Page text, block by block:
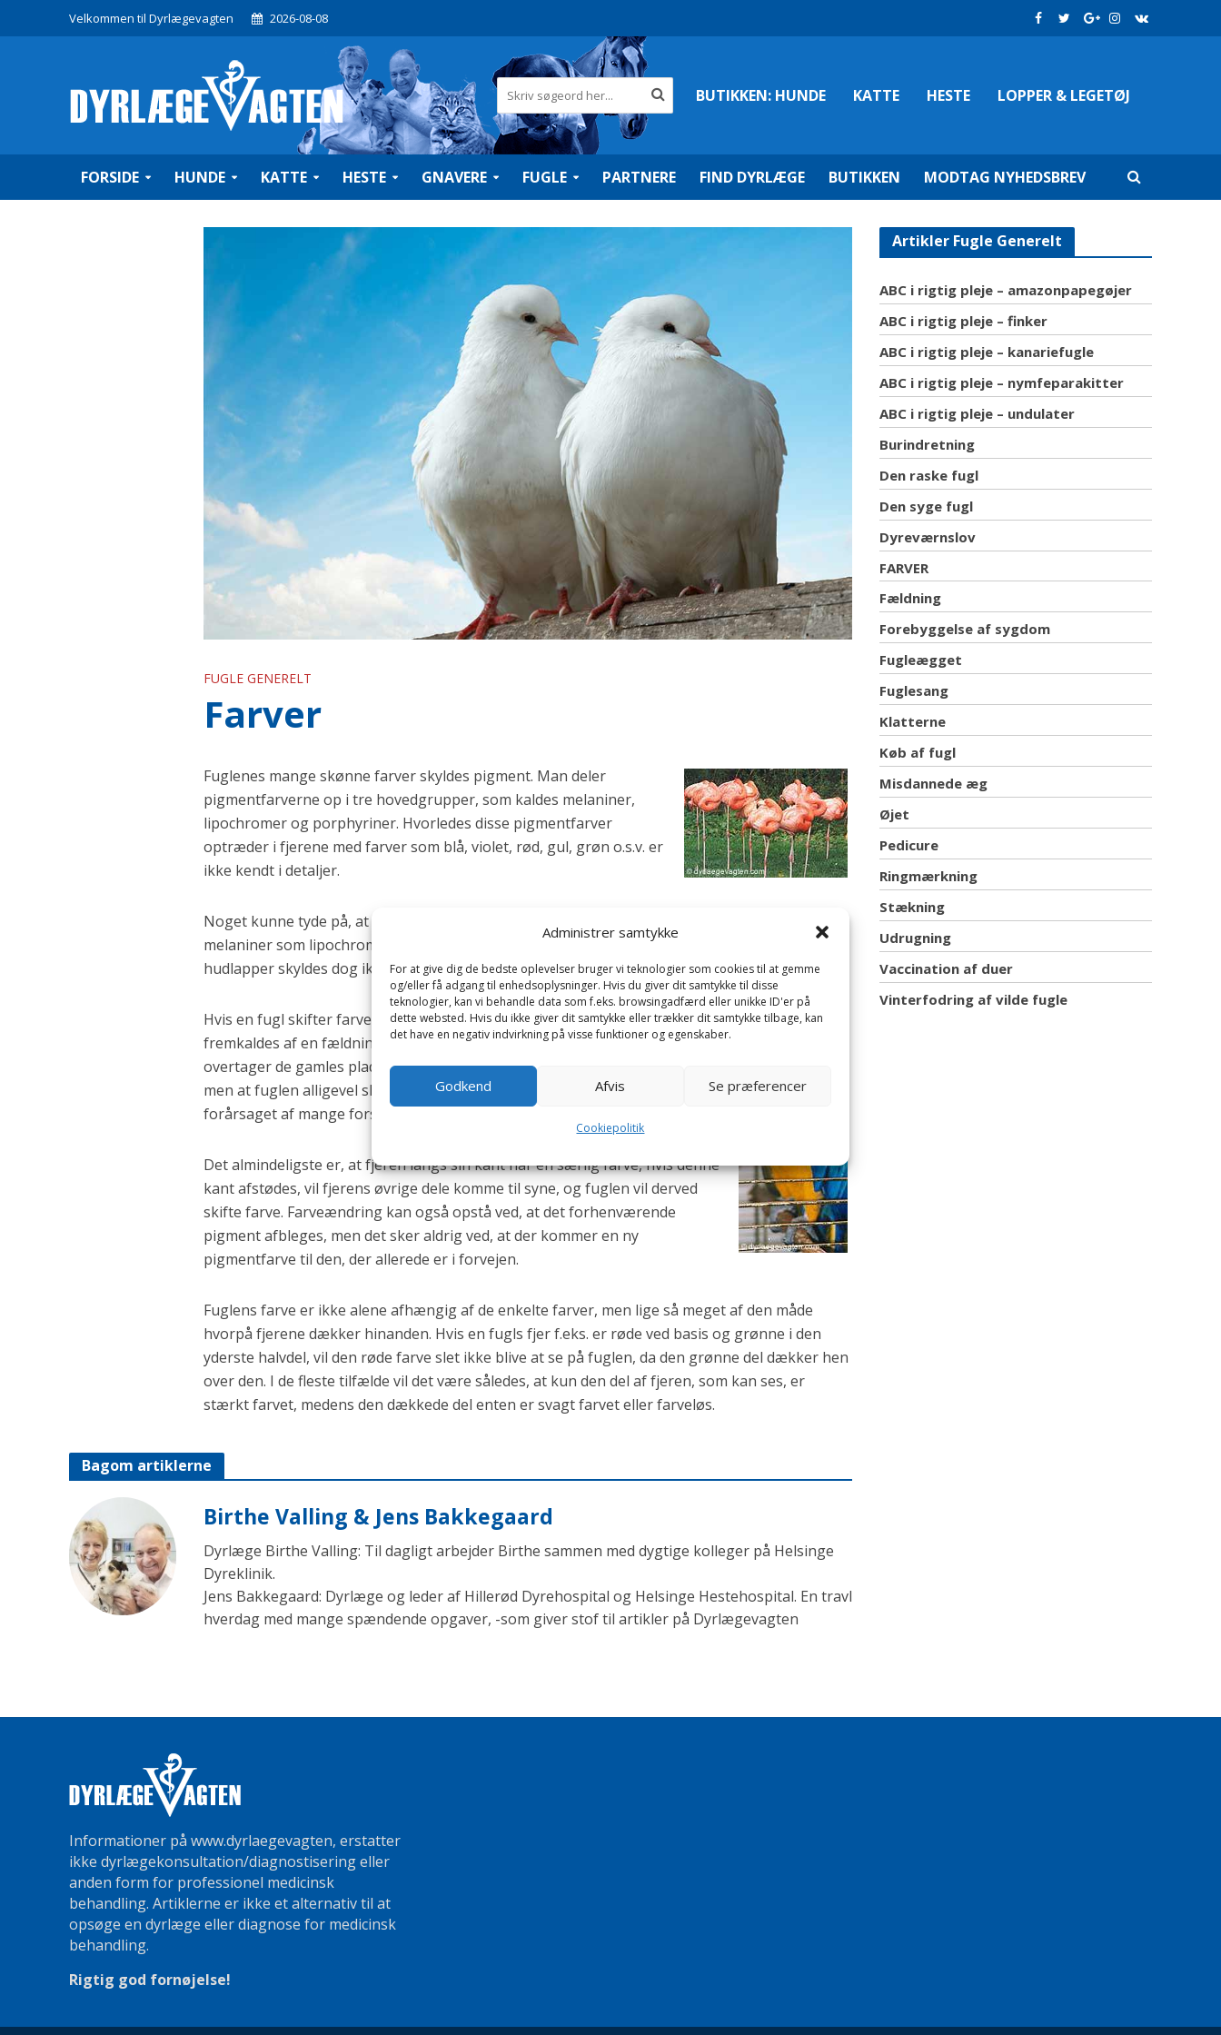
Administrer samtykke
For at give dig de bedste oplevelser bruger vi teknologier som cookies til at gemme
og/eller få adgang til enhedsoplysninger. Hvis du giver dit samtykke til disse
teknologier, kan vi behandle data som f.eks. browsingadfærd eller unikke ID'er på
dette websted. Hvis du ikke giver dit samtykke eller trækker dit samtykke tilbage, kan
det have en negativ indvirkning på visse funktioner og egenskaber.
Godkend Afvis Se præferencer
Cookiepolitik
Velkommen til Dyrlægevagten 2026-08-08
BUTIKKEN:HUNDE KATTE HESTE LOPPER & LEGETØJ
FORSIDE HUNDE KATTE HESTE GNAVERE FUGLE PARTNERE FIND DYRLÆGE BUTIKKEN MODTAG NYHEDSBREV
FUGLE GENERELT
Farver
Fuglenes mange skønne farver skyldes pigment. Man deler
pigmentfarverne op i tre hovedgrupper, som kaldes melaniner,
lipochromer og porphyriner. Hvorledes disse pigmentfarver
optræder i fjerene med farver som blå, violet, rød, gul, grøn o.s.v. er
ikke kendt i detaljer.
Noget kunne tyde på, at fuglene er afhængige af planternes indhold af karotin. Det er såvel
melaniner som lipochromer, der farver fuglenes hud, væv og skel. Den røde farve i visse fugles
hudlapper skyldes dog ikke pigmentdannelse, men derimod det iltrige blodindhold.
Hvis en fugl skifter farve alt efter de forskellige årstider, kan dette farveskift
fremkaldes af en fældning, således at helt andre fjer med andre farver
overtager de gamles plads. Det kan også ske, at de gamle fjer bliver siddende,
men at fuglen alligevel skifter farve, og en sådan oplevelse kan da være
forårsaget af mange forskellige årsager.
Det almindeligste er, at fjeren langs sin kant har en særlig farve, hvis denne
kant afstødes, vil fjerens øvrige dele komme til syne, og fuglen vil derved
skifte farve. Farveændring kan også opstå ved, at det forhenværende
pigment afbleges, men det sker aldrig ved, at der kommer en ny
pigmentfarve til den, der allerede er i forvejen.
Fuglens farve er ikke alene afhængig af de enkelte farver, men lige så meget af den måde
hvorpå fjerene dækker hinanden. Hvis en fugls fjer f.eks. er røde ved basis og grønne i den
yderste halvdel, vil den røde farve slet ikke blive at se på fuglen, da den grønne del dækker hen
over den. I de fleste tilfælde vil det være således, at kun den del af fjeren, som kan ses, er
stærkt farvet, medens den dækkede del enten er svagt farvet eller farveløs.
Bagom artiklerne
Birthe Valling & Jens Bakkegaard
Dyrlæge Birthe Valling: Til dagligt arbejder Birthe sammen med dygtige kolleger på Helsinge
Dyreklinik.
Jens Bakkegaard: Dyrlæge og leder af Hillerød Dyrehospital og Helsinge Hestehospital. En travl
hverdag med mange spændende opgaver, -som giver stof til artikler på Dyrlægevagten
Artikler Fugle Generelt
ABC i rigtig pleje – amazonpapegøjer
ABC i rigtig pleje – finker
ABC i rigtig pleje – kanariefugle
ABC i rigtig pleje – nymfeparakitter
ABC i rigtig pleje – undulater
Burindretning
Den raske fugl
Den syge fugl
Dyreværnslov
FARVER
Fældning
Forebyggelse af sygdom
Fugleægget
Fuglesang
Klatterne
Køb af fugl
Misdannede æg
Øjet
Pedicure
Ringmærkning
Stækning
Udrugning
Vaccination af duer
Vinterfodring af vilde fugle
Informationer på www.dyrlaegevagten, erstatter
ikke dyrlægekonsultation/diagnostisering eller
anden form for professionel medicinsk
behandling. Artiklerne er ikke et alternativ til at
opsøge en dyrlæge eller diagnose for medicinsk
behandling.
Rigtig god fornøjelse!